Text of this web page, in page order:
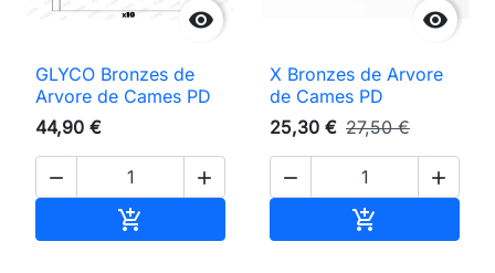

GLYCO Bronzes de
Arvore de Cames PD
44,90 €
 


X Bronzes de Arvore
de Cames PD
25,30 € 27,50 €
 
